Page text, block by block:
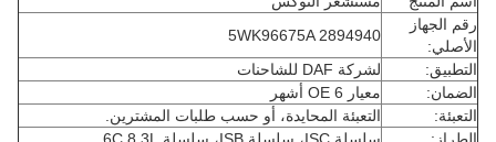
رقم الجهاز
الأصلي:
5WK96675A 2894940
التطبيق:
لشركة DAF للشاحنات
الضمان:
معيار OE 6 أشهر
التعبئة:
التعبئة المحايدة، أو حسب طلبات المشترين.